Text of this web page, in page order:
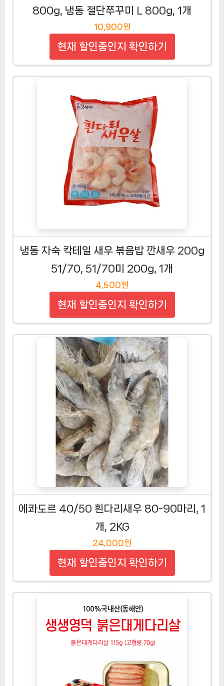
800g, 냉동 절단쭈꾸미 L 800g, 1개
10,900원
현재 할인중인지 확인하기
냉동 자숙 칵테일 새우 볶음밥 깐새우 200g
51/70, 51/70미 200g, 1개
4,500원
현재 할인중인지 확인하기
에콰도르 40/50 흰다리새우 80-90마리, 1
개, 2KG
24,000원
현재 할인중인지 확인하기